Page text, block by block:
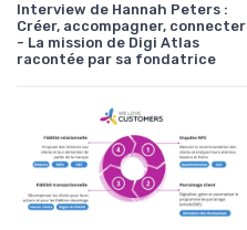
Interview de Hannah Peters :
Créer, accompagner, connecter
- La mission de Digi Atlas
racontée par sa fondatrice